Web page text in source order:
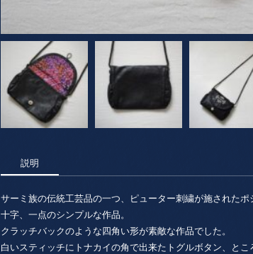
説明
サーミ族の伝統工芸品の一つ、ピューター刺繍が施されたポ
十字、一点のシンプルな作品。
クラッチバックのような四角い形が素敵な作品でした。
白いスティッチにトナカイの角で出来たトグルボタン、とこ